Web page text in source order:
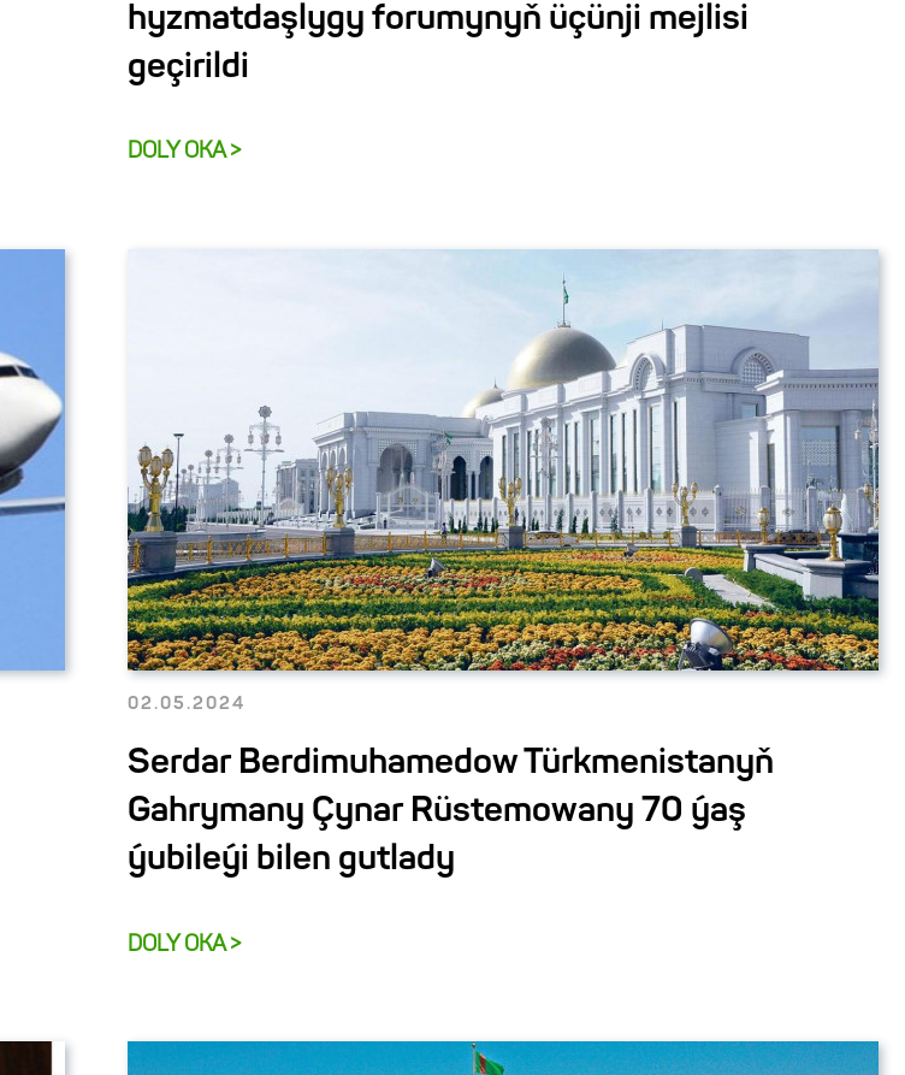
hyzmatdaşlygy forumynyň üçünji mejlisi
geçirildi
DOLY OKA >
02.05.2024
Serdar Berdimuhamedow Türkmenistanyň
Gahrymany Çynar Rüstemowany 70 ýaş
ýubileýi bilen gutlady
DOLY OKA >